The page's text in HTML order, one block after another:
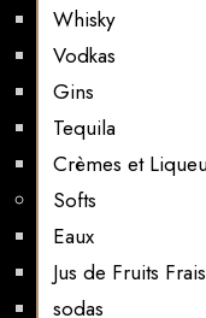
Whisky
Vodkas
Gins
Tequila
Crèmes et
Softs
Eaux
Jus de Fruits Frais
sodas